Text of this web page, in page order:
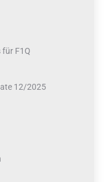
für F1Q
12/2025